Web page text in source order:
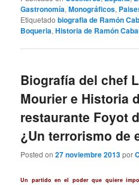
Gastronomía,Monográficos,
Etiquetado biografia de Ramón
Boqueria,Historia de Ramón
Biografía del chef
Mourier e Historia
restaurante Foyot
¿Un terrorismo de
Posted on27 noviembre 2013por
Un partido en el poder que quiere